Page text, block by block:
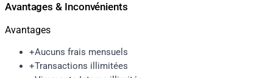
Avantages & Inconvénients
Avantages
+Aucuns frais mensuels
+Transactions illimitées